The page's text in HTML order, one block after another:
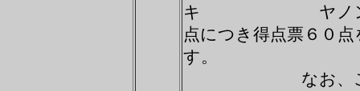
キ ヤノンクラブ
点につき得点票
す。
なお、この奨励